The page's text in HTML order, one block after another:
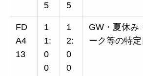
5
5
FD
A4
13
1
1:
0
0
1
2:
0
0
GW・夏休み
ーク等の特